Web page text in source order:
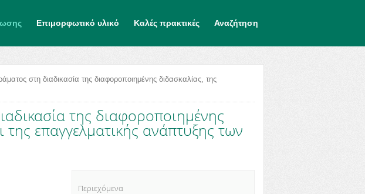
Επιμορφωτικό υλικό Καλές πρακτικές Αναζήτηση
στη διαδικασία της διαφοροποιημένης διδασκαλίας, της
της διαφοροποιημένης
της επαγγελματικής ανάπτυξης των
Περιεχόμενα